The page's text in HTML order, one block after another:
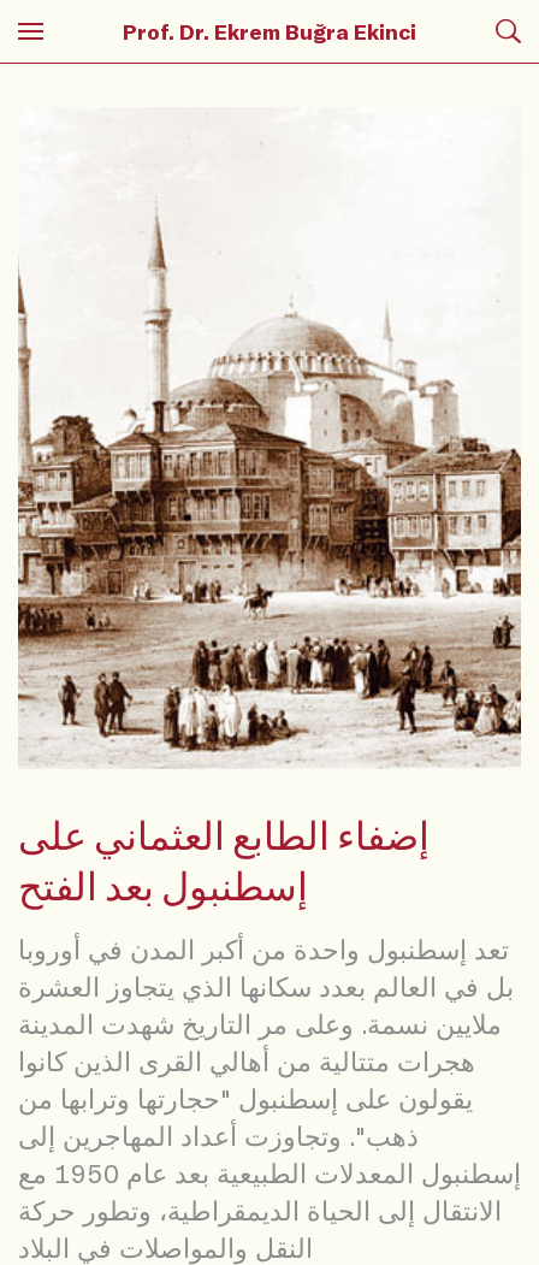
Prof. Dr. Ekrem Buğra Ekinci
إضفاء الطابع العثماني على
إسطنبول بعد الفتح
تعد إسطنبول واحدة من أكبر المدن في أوروبا
بل في العالم بعدد سكانها الذي يتجاوز العشرة
ملايين نسمة. وعلى مر التاريخ شهدت المدينة
هجرات متتالية من أهالي القرى الذين كانوا
يقولون على إسطنبول "حجارتها وترابها من
ذهب". وتجاوزت أعداد المهاجرين إلى
إسطنبول المعدلات الطبيعية بعد عام 1950 مع
الانتقال إلى الحياة الديمقراطية، وتطور حركة
النقل والمواصلات في البلاد